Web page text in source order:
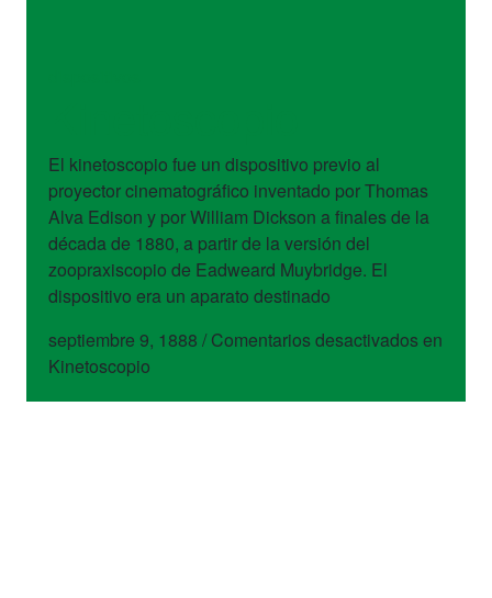
El kinetoscopio fue un dispositivo previo al
proyector cinematográfico inventado por Thomas
Alva Edison y por William Dickson a finales de la
década de 1880, a partir de la versión del
zoopraxiscopio de Eadweard Muybridge. El
dispositivo era un aparato destinado
septiembre 9, 1888 / Comentarios desactivadosen
Kinetoscopio